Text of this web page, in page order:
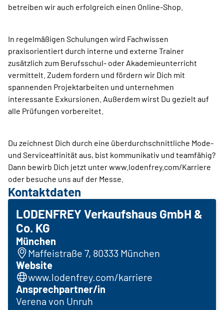
betreiben wir auch erfolgreich einen Online-Shop.
In regelmäßigen Schulungen wird Fachwissen
praxisorientiert durch interne und externe Trainer
zusätzlich zum Berufsschul- oder Akademieunterricht
vermittelt. Zudem fordern und fördern wir Dich mit
spannenden Projektarbeiten und unternehmen
interessante Exkursionen. Außerdem wirst Du gezielt auf
alle Prüfungen vorbereitet.
Du zeichnest Dich durch eine überdurchschnittliche Mode-
und Serviceaffinität aus, bist kommunikativ und teamfähig?
Dann bewirb Dich jetzt unter www.lodenfrey.com/Karriere
oder besuche uns auf der Messe.
Kontaktdaten
LODENFREY Verkaufshaus GmbH &
Co. KG
München
Maffeistraße 7, 80333 München
Website
www.lodenfrey.com/karriere
Ansprechpartner/in
Verena von Unruh